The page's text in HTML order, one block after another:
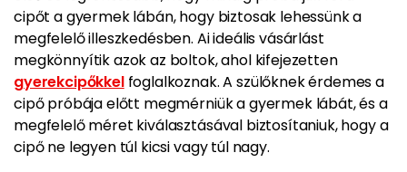
cipőt a gyermek lábán, hogy biztosak lehessünk a
megfelelő illeszkedésben. Ai ideális vásárlást
megkönnyítik azok az boltok, ahol kifejezetten
gyerekcipőkkelfoglalkoznak. A szülőknek érdemes a
cipő próbája előtt megmérniük a gyermek lábát, és a
megfelelő méret kiválasztásával biztosítaniuk, hogy a
cipő ne legyen túl kicsi vagy túl nagy.